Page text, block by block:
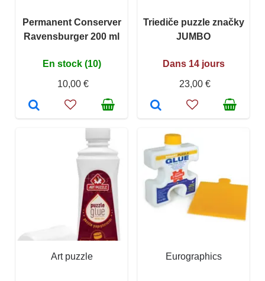
Permanent Conserver
Ravensburger 200 ml
En stock (10)
10,00 €
Triediče puzzle značky
JUMBO
Dans 14 jours
23,00 €
Art puzzle Eurographics